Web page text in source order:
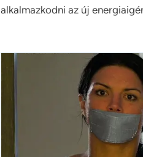
alkalmazkodni az új